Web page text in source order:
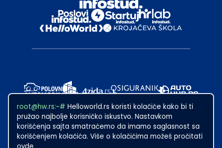
root@hw.rs:~# Helloworld.rs koristi kolačiće kako bi ti
pružao najbolje korisničko iskustvo. Nastavkom
korišćenja sajta smatraćemo da imamo saglasnost sa
korišćenjem kolačića. Više o kolačićima možeš pročitati